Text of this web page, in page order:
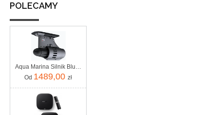
POLECAMY
Aqua Marina Silnik Bluedrive S Power Fin
Od 1489,00 zł